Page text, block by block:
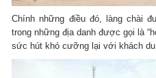
Chính những điều đó, làng chài
trong những địa danh được gọi là
sức hút khó cưỡng lại với khách